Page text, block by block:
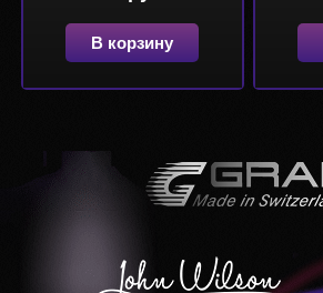
В корзину